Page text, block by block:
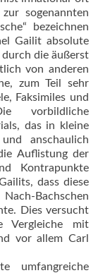
sogenannten
bezeichnen
Gailit absolute
die äußerst
von anderen
zum Teil sehr
Faksimiles und
vorbildliche
das in kleine
anschaulich
Auf­lis­tung der
Kontrapunkte
dass diese
Bachschen
Dies versucht
Vergleiche mit
vor allem Carl
umfangreiche